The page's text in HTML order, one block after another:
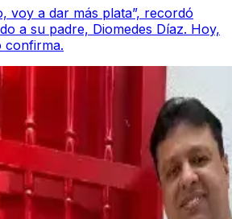
voy a dar más plata”, recordó
a su padre, Diomedes Díaz. Hoy,
confirma.